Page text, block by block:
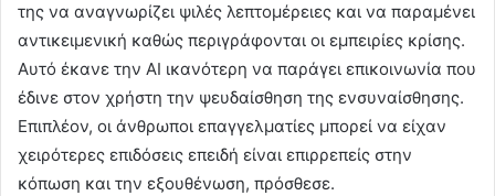
της να αναγνωρίζει ψιλές λεπτομέρειες και να παραμένει
αντικειμενική καθώς περιγράφονται οι εμπειρίες κρίσης.
Αυτό έκανε την AI ικανότερη να παράγει επικοινωνία που
έδινε στον χρήστη την ψευδαίσθηση της ενσυναίσθησης.
Επιπλέον, οι άνθρωποι επαγγελματίες μπορεί να είχαν
χειρότερες επιδόσεις επειδή είναι επιρρεπείς στην
κόπωση και την εξουθένωση, πρόσθεσε.